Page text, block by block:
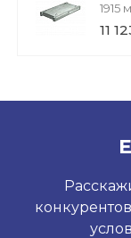
1915
11